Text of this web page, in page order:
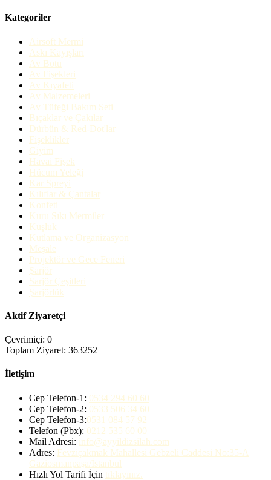
Kategoriler
Airsoft Mermi
Askı Kayışları
Av Botu
Av Fişekleri
Av Kıyafeti
Av Malzemeleri
Av Tüfeği Bakım Seti
Bıçaklar ve Çakılar
Dürbün & Red-Dot'lar
Fişeklikler
Giyim
Havai Fişek
Hücum Yeleği
Kar Spreyi
Kılıflar & Çantalar
Konfeti
Kuru Sıkı Mermiler
Kuşluk
Kutlama ve Organizasyon
Meşale
Projektör ve Gece Feneri
Şarjör
Sarjör Çeşitleri
Şarjörlük
Aktif Ziyaretçi
Çevrimiçi: 0
Toplam Ziyaret: 363252
İletişim
Cep Telefon-1: 0534 294 60 60
Cep Telefon-2: 0533 506 34 60
Cep Telefon-3:0531 084 57 92
Telefon (Pbx): 0212 535 60 00
Mail Adresi: info@ayyildizsilah.com
Adres: Fevziçakmak Mahallesi Gebzeli Caddesi No:35-A
Gaziosmanpaşa/İstanbul
Hızlı Yol Tarifi İçin tıklayınız.